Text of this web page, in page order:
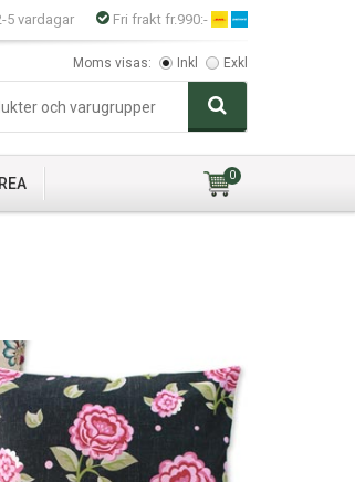
5 vardagar Fri frakt fr.990:-
Moms visas: Inkl Exkl
REA 0